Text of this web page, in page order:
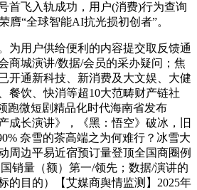
首飞入轨成功，用户(消费)行为查询
膺“全球智能AI抗光损初创者”。
用户供给便利的内容提交取反馈通
商城演讲/数据/会员的采办疑问；焦
开通新科技、新消费及大文娱、大健
餐饮、快消等超10大范畴财产链社
跑微短剧精品化时代海南省发布
成长演讲》，《黑：悟空》破冰，旧
奈雪的茶高端之为何难行？冰雪大
周边平易近宿预订量登顶全国商圈例
销量（额）第一/领先；数据/演讲的
的目的）【艾媒商舆情监测】2025年